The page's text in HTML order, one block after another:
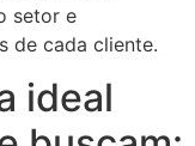
setor e
de cada cliente.
ideal